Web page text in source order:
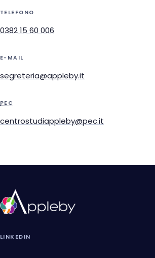
TELEFONO
0382 15 60 006
E-MAIL
segreteria@appleby.it
PEC
centrostudiappleby@pec.it
LINKEDIN